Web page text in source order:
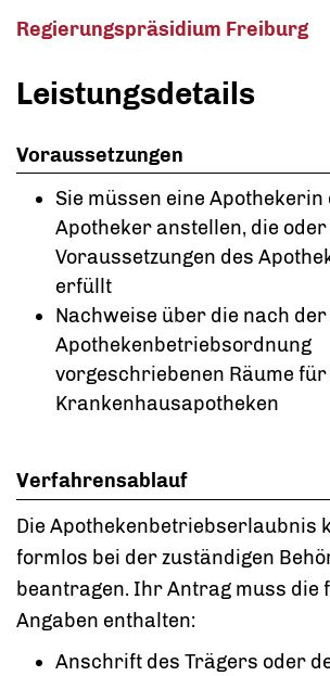
Regierungspräsidium Freiburg
Leistungsdetails
Voraussetzungen
Sie müssen eine Apothekerin
Apotheker anstellen, die
Voraussetzungen des
erfüllt
Nachweise über die nach der
Apothekenbetriebsordnung
vorgeschriebenen Räume für
Krankenhausapotheken
Verfahrensablauf
Die Apothekenbetriebserlaubnis
formlos bei der zuständigen
beantragen. Ihr Antrag muss die
Angaben enthalten:
Anschrift des Trägers oder